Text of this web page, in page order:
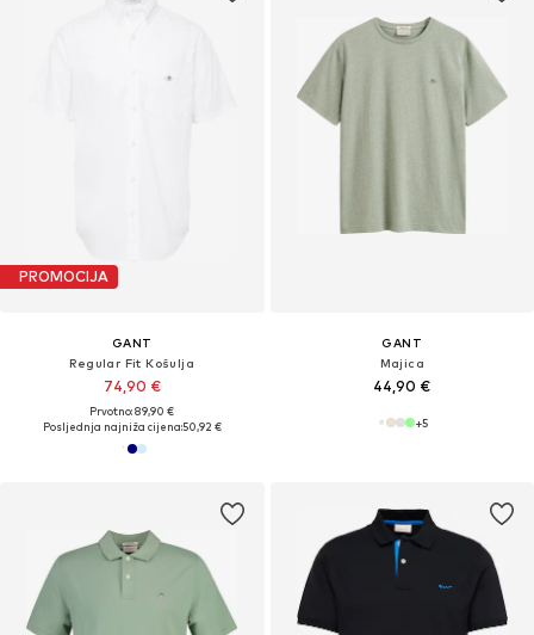
PROMOCIJA
GANT
Regular Fit Košulja
74,90 €
Prvotno: 89,90 €
Posljednja najniža cijena:50,92 €
GANT
Majica
44,90 €
+5